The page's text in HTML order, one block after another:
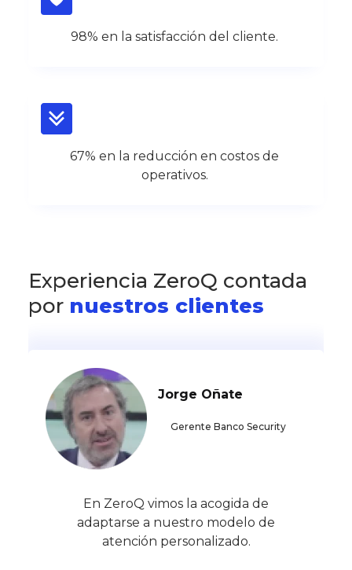
98% en la satisfacción del cliente.
67% en la reducción en costos de
operativos.
Experiencia ZeroQ contada
por nuestros clientes
Jorge Oñate
Gerente Banco Security
En ZeroQ vimos la acogida de
adaptarse a nuestro modelo de
atención personalizado.